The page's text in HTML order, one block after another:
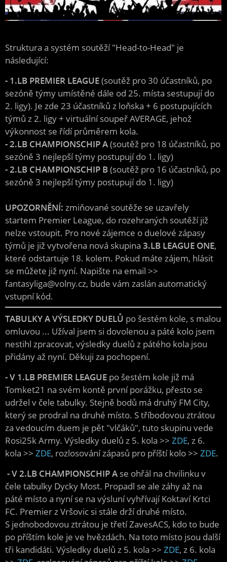
Struktura a systém soutěží "Head-to-Head" je
následující:
- 1.LB PREMIER LEAGUE(soutěž pro 30 účastníků, po
sezóně týmy umístěné dále od 25. místa sestupují do
2. ligy). Je zde 23 účastníků z loňska + 6 postupujících
týmů z 2. ligy + virtuální soupeř AVERAGE, jehož
výkonnost se řídí průměrem kola.
- 2.LB CHAMPIONSCHIP A(soutěž pro 18 účastníků, po
sezóně 3 nejlepší týmy postupují do 1. ligy)
- 2.LB CHAMPIONSCHIP B(soutěž pro 16 účastníků, po
sezóně 3 nejlepší týmy postupují do 1. ligy)
UPOZORNĚNÍ: zmiňované soutěže se uzavřely
startem Premier League, do rozehraných soutěží již
nelze vstoupit. Pro nové zájemce o duelové zápasy
týmů je již vytvořena nová skupina 3.LB LEAGUE ONE,
které odstartuje 18. kolem. Pokud máte zájem, hlásit
se můžete již nyní. Napište na email >>
fantasyliga@volny.cz, bude vám zaslán automatický
vstupní kód.
TABULKY A VÝSLEDKY DUELŮ po šestém kole, s malou
omluvou ... Užíval jsem si dovolenou a páté kolo jsem
nestihl zpracovat, výsledky duelů z pátého kola jsou
přidány až nyní. Děkuji za pochopení.
- V 1.LB PREMIER LEAGUE po šestém kole již má
Tomket21 na svém kontě první porážku, přesto se
udržel v čele tabulky. Stejně bodů má druhý FM City,
který se prodral na druhé místo. S tříbodovou ztrátou
za vedoucím duem je pět "vlčáků", tuto skupinu vede
Rosi25k Army. Výsledky duelů z 5. kola >> ZDE, z 6.
kola >> ZDE, rozlosování zápasů pro příští kolo >> ZDE.
- V 2.LB CHAMPIONSCHIP A se ohřál na chvilinku v
čele tabulky Dycky Most. Propadl se ale záhy až na
páté místo a nyní se na výsluní vyhřívají Koktaví Krtci
FC. Premier z Vršovic si stále drží druhé místo.
S jednobodovou ztrátou je třetí ZavesACS, kdo to bude
po příštím kole je ve hvězdách. Na toto místo jsou další
tři kandidáti. Výsledky duelů z 5. kola >> ZDE, z 6. kola